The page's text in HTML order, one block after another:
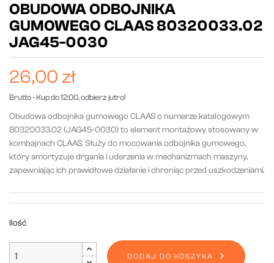
OBUDOWA ODBOJNIKA
GUMOWEGO CLAAS 80320033.02
JAG45-0030
26,00 zł
Brutto- Kup do 12:00, odbierz jutro!
Obudowa odbojnika gumowego CLAAS o numerze katalogowym
80320033.02 (JAG45-0030) to element montażowy stosowany w
kombajnach CLAAS.Służy do mocowania odbojnika gumowego,
który amortyzuje drgania i uderzenia w mechanizmach maszyny,
zapewniając ich prawidłowe działanie i chroniąc przed uszkodzeniami.
Ilość
DODAJ DO KOSZYKA